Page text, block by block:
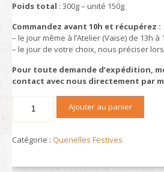
Poids total : 300g – unité 150g
Commandez avant 10h et récupérez :
– le jour même à l’Atelier (Vaise) de 13h à
– le jour de votre choix, nous préciser
Pour toute demande d’expédition,
contact avec nous directement par
2
Spécialités
à
Ajouter au panier
Catégorie : Quenelles Festives